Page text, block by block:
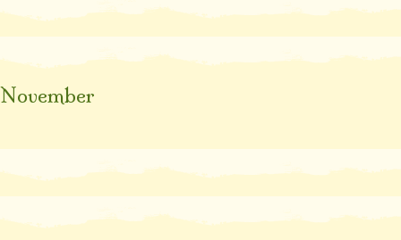
November